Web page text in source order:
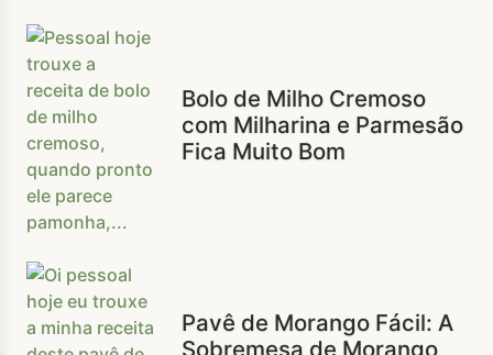
Bolo de Milho Cremoso
com Milharina e Parmesão
Fica Muito Bom
Pavê de Morango Fácil: A
Sobremesa de Morango